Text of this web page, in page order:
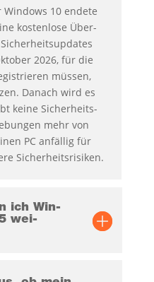
10 ende­te
kos­ten­lo­se Über­
2026, für die
müs­sen,
Danach wird es
kei­ne Sicher­heits­
mehr von
PC anfäl­lig für
Sicherheitsrisiken.
ich Win­
wei­